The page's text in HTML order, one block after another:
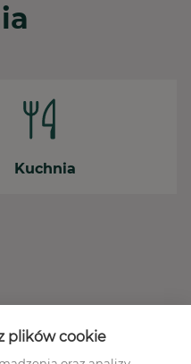
Kuchnia
plików cookie